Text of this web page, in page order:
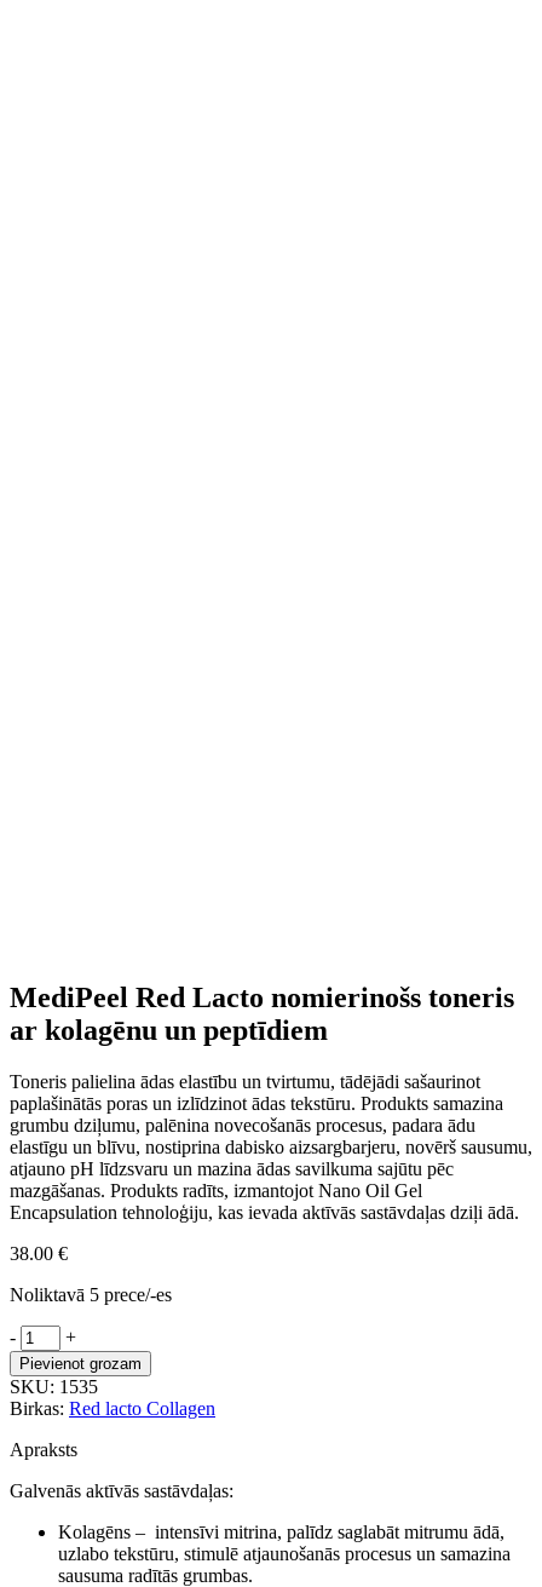
MediPeel Red Lacto nomierinošs toneris
ar kolagēnu un peptīdiem
Toneris palielina ādas elastību un tvirtumu, tādējādi sašaurinot
paplašinātās poras un izlīdzinot ādas tekstūru. Produkts samazina
grumbu dziļumu, palēnina novecošanās procesus, padara ādu
elastīgu un blīvu, nostiprina dabisko aizsargbarjeru, novērš sausumu,
atjauno pH līdzsvaru un mazina ādas savilkuma sajūtu pēc
mazgāšanas. Produkts radīts, izmantojot Nano Oil Gel
Encapsulation tehnoloģiju, kas ievada aktīvās sastāvdaļas dziļi ādā.
38.00 €
Noliktavā 5 prece/-es
- MediPeel
Red
Lacto
nomierinošs
toneris
ar
kolagēnu
un
daudzums
+
Pievienot grozam
SKU: 1535
Birkas: Red lacto Collagen
Apraksts
Galvenās aktīvās sastāvdaļas:
Kolagēns – intensīvi mitrina, palīdz saglabāt mitrumu ādā,
uzlabo tekstūru, stimulē atjaunošanās procesus un samazina
sausuma radītās grumbas.